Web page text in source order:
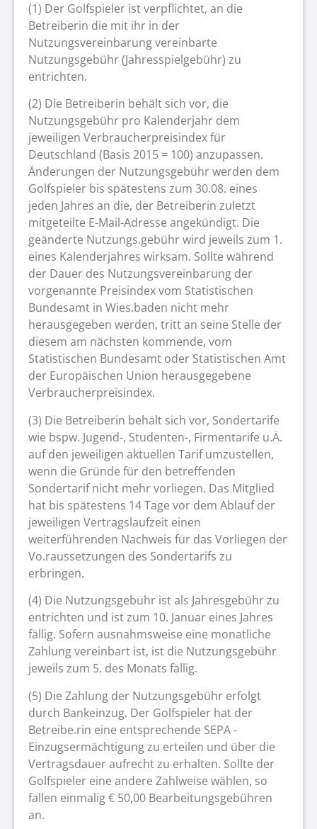
(1) Der Golfspieler ist verpflichtet, an die
Betreiberin die mit ihr in der
Nutzungsvereinbarung vereinbarte
Nutzungsgebühr (Jahresspielgebühr) zu
entrichten.
(2) Die Betreiberin behält sich vor, die
Nutzungsgebühr pro Kalenderjahr dem
jeweiligen Verbraucherpreisindex für
Deutschland (Basis 2015 = 100) anzupassen.
Änderungen der Nutzungsgebühr werden dem
Golfspieler bis spätestens zum 30.08. eines
jeden Jahres an die, der Betreiberin zuletzt
mitgeteilte E-Mail-Adresse angekündigt. Die
geänderte Nutzungs.gebühr wird jeweils zum 1.
eines Kalenderjahres wirksam. Sollte während
der Dauer des Nutzungsvereinbarung der
vorgenannte Preisindex vom Statistischen
Bundesamt in Wies.baden nicht mehr
herausgegeben werden, tritt an seine Stelle der
diesem am nächsten kommende, vom
Statistischen Bundesamt oder Statistischen Amt
der Europäischen Union herausgegebene
Verbraucherpreisindex.
(3) Die Betreiberin behält sich vor, Sondertarife
wie bspw. Jugend-, Studenten-, Firmentarife u.Ä.
auf den jeweiligen aktuellen Tarif umzustellen,
wenn die Gründe für den betreffenden
Sondertarif nicht mehr vorliegen. Das Mitglied
hat bis spätestens 14 Tage vor dem Ablauf der
jeweiligen Vertragslaufzeit einen
weiterführenden Nachweis für das Vorliegen der
Vo.raussetzungen des Sondertarifs zu
erbringen.
(4) Die Nutzungsgebühr ist als Jahresgebühr zu
entrichten und ist zum 10. Januar eines Jahres
fällig. Sofern ausnahmsweise eine monatliche
Zahlung vereinbart ist, ist die Nutzungsgebühr
jeweils zum 5. des Monats fällig.
(5) Die Zahlung der Nutzungsgebühr erfolgt
durch Bankeinzug. Der Golfspieler hat der
Betreibe.rin eine entsprechende SEPA -
Einzugsermächtigung zu erteilen und über die
Vertragsdauer aufrecht zu erhalten. Sollte der
Golfspieler eine andere Zahlweise wählen, so
fallen einmalig € 50,00 Bearbeitungsgebühren
an.